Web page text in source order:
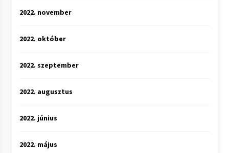
2022. november
2022. október
2022. szeptember
2022. augusztus
2022. június
2022. május